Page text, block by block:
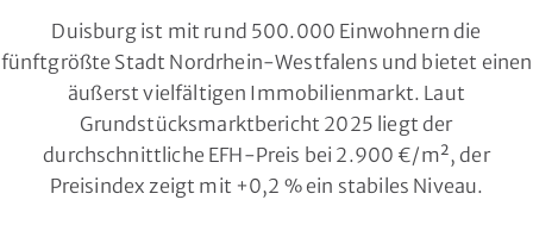
Duisburg ist mit rund 500.000 Einwohnern die
fünftgrößte Stadt Nordrhein-Westfalens und bietet einen
äußerst vielfältigen Immobilienmarkt. Laut
Grundstücksmarktbericht 2025 liegt der
durchschnittliche EFH-Preis bei 2.900 €/m², der
Preisindex zeigt mit +0,2 % ein stabiles Niveau.